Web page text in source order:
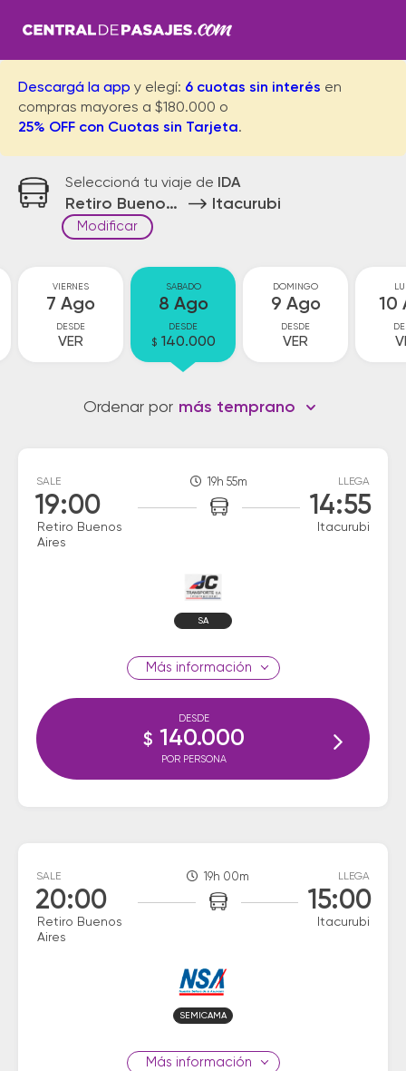
Descargá la app y elegí: 6 cuotas sin interés en
compras mayores a $180.000 o
25% OFF con Cuotas sin Tarjeta.
Seleccioná tu viaje de IDA
Retiro Buenos Aires Itacurubi
Modificar
VIERNES
7 Ago
DESDE
VER
SABADO
8 Ago
DESDE
$ 140.000
DOMINGO
9 Ago
DESDE
VER
10
Ordenar por más temprano
SALE
19:00
Retiro Buenos
Aires
19h 55m LLEGA
14:55
Itacurubi
SA
información
DESDE
$ 140.000
POR PERSONA
SALE
20:00
Retiro Buenos
Aires
19h 00m LLEGA
15:00
Itacurubi
SEMICAMA
información